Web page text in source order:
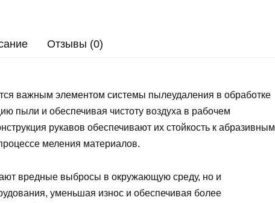
Отзывы (0)
важным элементом системы пылеудаления в обработке
пыли и обеспечивая чистоту воздуха в рабочем
рукавов обеспечивают их стойкость к абразивным
меления материалов.
вредные выбросы в окружающую среду, но и
уменьшая износ и обеспечивая более